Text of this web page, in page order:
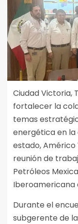
Ciudad Victoria,
fortalecer la
temas
energética en
estado, Américo
reunión de
Petróleos
Iberoamericana
Durante el
subgerente de